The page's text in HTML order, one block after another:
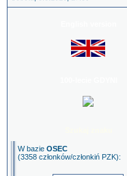
W bazie OSEC
(3358 członków/członkiń PZK):